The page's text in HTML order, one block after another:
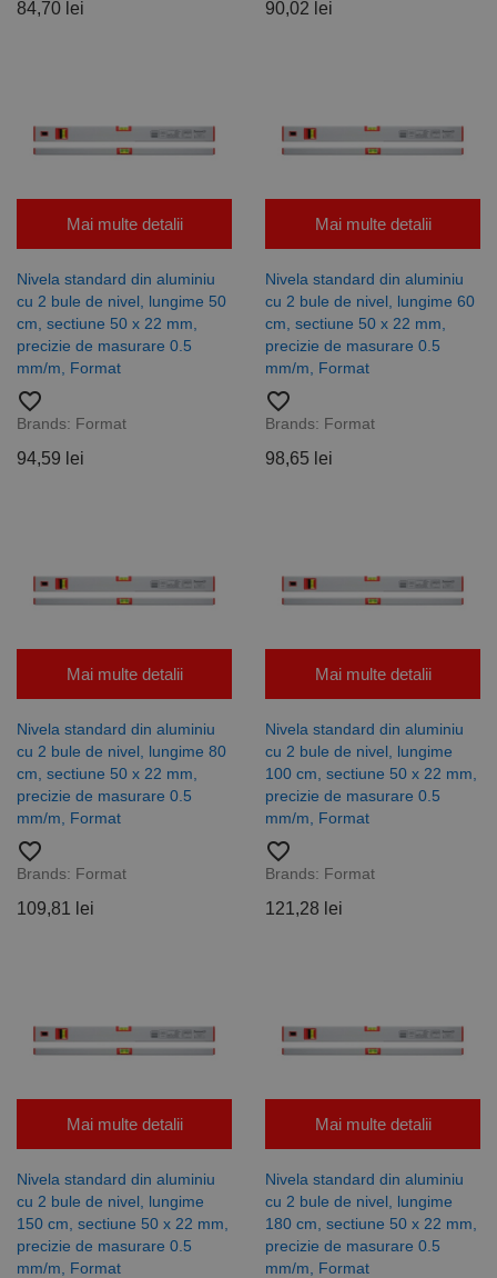
84,70 lei 90,02 lei
Mai multe detalii
Nivela standard din aluminiu
cu 2 bule de nivel, lungime 50
cm, sectiune 50 x 22 mm,
precizie de masurare 0.5
mm/m, Format
favorite_border
Brands: Format
94,59 lei
Mai multe detalii
Nivela standard din aluminiu
cu 2 bule de nivel, lungime 60
cm, sectiune 50 x 22 mm,
precizie de masurare 0.5
mm/m, Format
favorite_border
Brands: Format
98,65 lei
Mai multe detalii
Nivela standard din aluminiu
cu 2 bule de nivel, lungime 80
cm, sectiune 50 x 22 mm,
precizie de masurare 0.5
mm/m, Format
favorite_border
Brands: Format
109,81 lei
Mai multe detalii
Nivela standard din aluminiu
cu 2 bule de nivel, lungime
100 cm, sectiune 50 x 22 mm,
precizie de masurare 0.5
mm/m, Format
favorite_border
Brands: Format
121,28 lei
Mai multe detalii
Nivela standard din aluminiu
cu 2 bule de nivel, lungime
150 cm, sectiune 50 x 22 mm,
precizie de masurare 0.5
mm/m, Format
Mai multe detalii
Nivela standard din aluminiu
cu 2 bule de nivel, lungime
180 cm, sectiune 50 x 22 mm,
precizie de masurare 0.5
mm/m, Format